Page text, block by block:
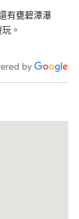
有甕碧潭瀑
。